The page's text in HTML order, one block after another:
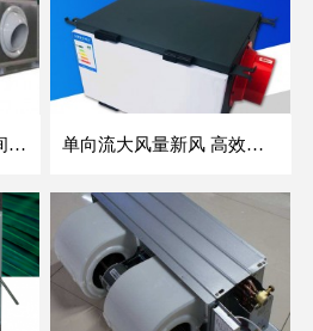
吊顶式空调机组商业车间防爆新风空调器射流冷暖机组 单向流大风量新风 高效除霾全热交换新风机空气净化